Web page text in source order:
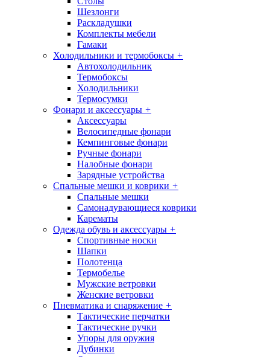
Шезлонги
Раскладушки
Комплекты мебели
Гамаки
Холодильники и термобоксы +
Автохолодильник
Термобоксы
Холодильники
Термосумки
Фонари и аксессуары +
Аксессуары
Велосипедные фонари
Кемпинговые фонари
Ручные фонари
Налобные фонари
Зарядные устройства
Спальные мешки и коврики +
Спальные мешки
Самонадувающиеся коврики
Карематы
Одежда обувь и аксессуары +
Спортивные носки
Шапки
Полотенца
Термобелье
Мужские ветровки
Женские ветровки
Пневматика и снаряжение +
Тактические перчатки
Тактические ручки
Упоры для оружия
Дубинки